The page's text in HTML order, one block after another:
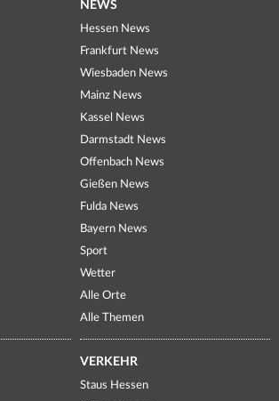
NEWS
Hessen News
Frankfurt News
Wiesbaden News
Mainz News
Kassel News
Darmstadt News
Offenbach News
Gießen News
Fulda News
Bayern News
Sport
Wetter
Alle Orte
Alle Themen
VERKEHR
Staus Hessen